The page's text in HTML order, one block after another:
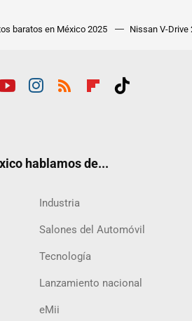
baratos en México 2025 Nissan V-Drive
hablamos de...
Industria
Salones del Automóvil
Tecnología
Lanzamiento nacional
eMii